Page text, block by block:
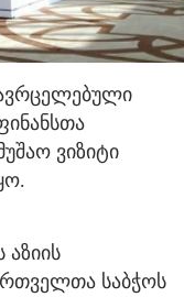
ვიზიტი
საბჭოს